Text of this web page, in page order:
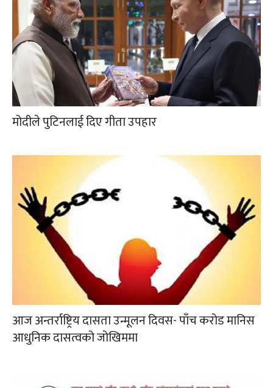
मोदीले पुटिनलाई दिए गीता उपहार
आज अन्तर्राष्ट्रिय दासता उन्मूलन दिवस- पाँच करोड मानिस
आधुनिक दासत्वको जोखिममा